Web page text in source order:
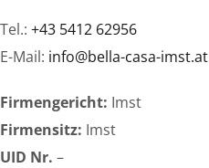
Tel.: +43 5412 62956
E-Mail: info@bella-casa-imst.at
Firmengericht: Imst
Firmensitz: Imst
UID Nr. –